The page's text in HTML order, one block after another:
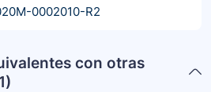
0002010-R2
con otras
)